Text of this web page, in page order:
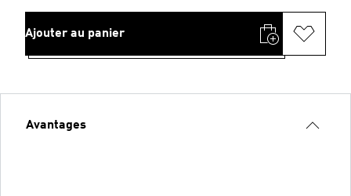
Ajouter au panier
Avantages